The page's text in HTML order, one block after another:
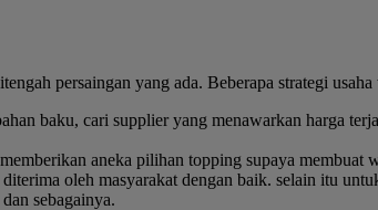
persaingan yang ada. Beberapa strategi
baku, cari supplier yang menawarkan harga
aneka pilihan topping supaya membuat
oleh masyarakat dengan baik. selain itu
sebagainya.